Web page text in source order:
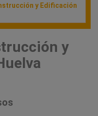
y Edificación
y